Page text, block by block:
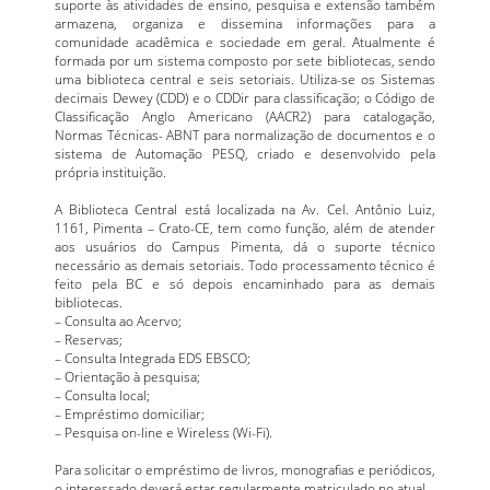
suporte às atividades de ensino, pesquisa e extensão também
armazena, organiza e dissemina informações para a
comunidade acadêmica e sociedade em geral. Atualmente é
formada por um sistema composto por sete bibliotecas, sendo
uma biblioteca central e seis setoriais. Utiliza-se os Sistemas
decimais Dewey (CDD) e o CDDir para classificação; o Código de
Classificação Anglo Americano (AACR2) para catalogação,
Normas Técnicas- ABNT para normalização de documentos e o
sistema de Automação PESQ, criado e desenvolvido pela
própria instituição.
A Biblioteca Central está localizada na Av. Cel. Antônio Luiz,
1161, Pimenta – Crato-CE, tem como função, além de atender
aos usuários do Campus Pimenta, dá o suporte técnico
necessário as demais setoriais. Todo processamento técnico é
feito pela BC e só depois encaminhado para as demais
bibliotecas.
– Consulta ao Acervo;
– Reservas;
– Consulta Integrada EDS EBSCO;
– Orientação à pesquisa;
– Consulta local;
– Empréstimo domiciliar;
– Pesquisa on-line e Wireless (Wi-Fi).
Para solicitar o empréstimo de livros, monografias e periódicos,